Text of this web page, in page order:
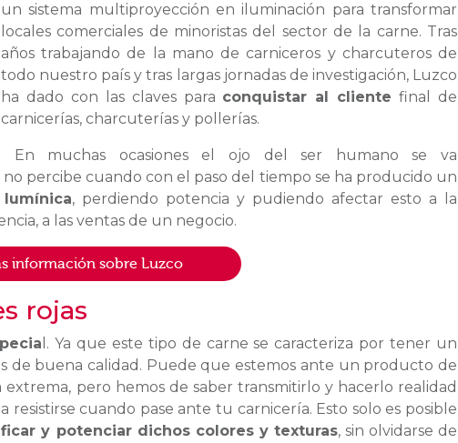
un sistema multiproyección en iluminación para transformar
locales comerciales de minoristas del sector de la carne. Tras
años trabajando de la mano de carniceros y charcuteros de
todo nuestro país y tras largas jornadas de investigación, Luzco
ha dado con las claves para conquistar al cliente final de
carnicerías, charcuterías y pollerías.
En muchas ocasiones el ojo del ser humano se va
percibe cuando con el paso del tiempo se ha producido un
, perdiendo potencia y pudiendo afectar esto a la
a las ventas de un negocio.
información sobre Luzco
rojas
l. Ya que este tipo de carne se caracteriza por tener un
de buena calidad. Puede que estemos ante un producto de
pero hemos de saber transmitirlo y hacerlo realidad
cuando pase ante tu carnicería. Esto solo es posible
y potenciar dichos colores y texturas, sin olvidarse de